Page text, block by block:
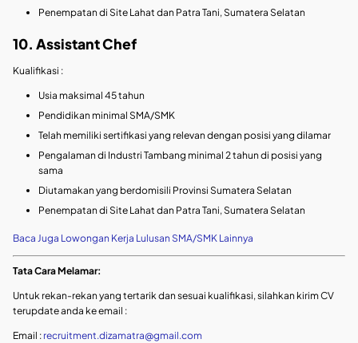
Penempatan di Site Lahat dan Patra Tani, Sumatera Selatan
10. Assistant Chef
Kualifikasi :
Usia maksimal 45 tahun
Pendidikan minimal SMA/SMK
Telah memiliki sertifikasi yang relevan dengan posisi yang dilamar
Pengalaman di Industri Tambang minimal 2 tahun di posisi yang
sama
Diutamakan yang berdomisili Provinsi Sumatera Selatan
Penempatan di Site Lahat dan Patra Tani, Sumatera Selatan
Baca Juga Lowongan Kerja Lulusan SMA/SMK Lainnya
Tata Cara Melamar:
Untuk rekan-rekan yang tertarik dan sesuai kualifikasi, silahkan kirim CV
terupdate anda ke email :
Email : recruitment.dizamatra@gmail.com